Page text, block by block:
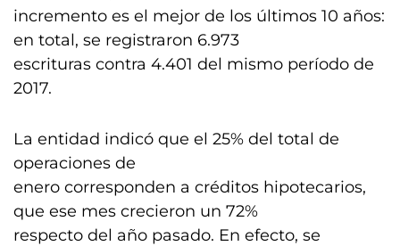
incremento es el mejor de los últimos 10 años:
en total, se registraron 6.973
escrituras contra 4.401 del mismo período de
2017.
La entidad indicó que el 25% del total de
operaciones de
enero corresponden a créditos hipotecarios,
que ese mes crecieron un 72%
respecto del año pasado. En efecto, se